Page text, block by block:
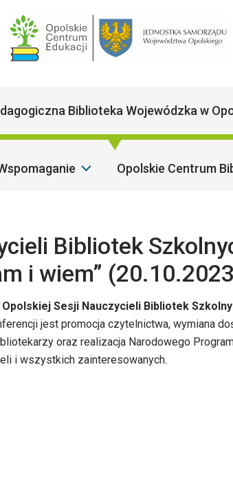
Main
Biblioteka Wojewódzka w
Opolskie Centrum
Bibliotek
i wiem”
Opolskiej Sesji Nauczycieli Bibliotek
jest promocja czytelnictwa, wymiana
oraz realizacja Narodowego
i wszystkich zainteresowanych.